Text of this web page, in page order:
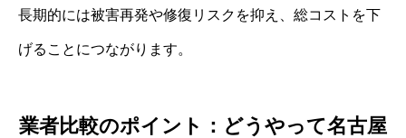
長期的には被害再発や修復リスクを抑え、総コストを下
げることにつながります。
業者比較のポイント：どうやって名古屋